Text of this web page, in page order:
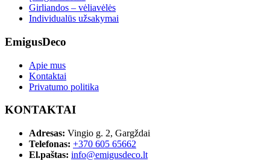
Girliandos – vėliavėlės
Individualūs užsakymai
EmigusDeco
Apie mus
Kontaktai
Privatumo politika
KONTAKTAI
Adresas: Vingio g. 2, Gargždai
Telefonas: +370 605 65662
El.paštas: info@emigusdeco.lt